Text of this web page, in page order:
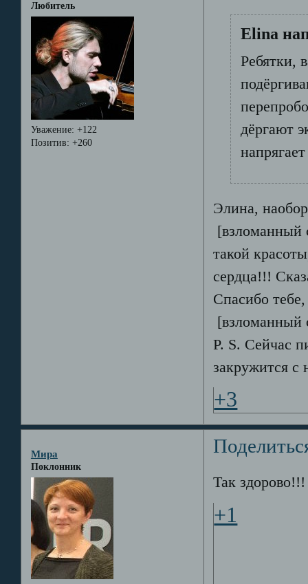
Любитель
Уважение: +122
Позитив: +260
Elina
Ребятки,
дёргают
Элина,
такой
сердца!!!
Спасибо
P. S. Сейчас
закружится с
+3
Мира
Поклонник
Так
+1